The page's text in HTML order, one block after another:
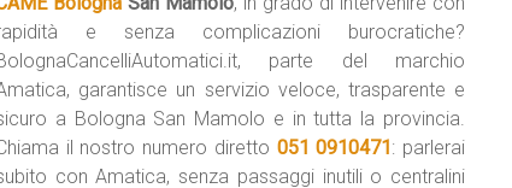
e senza complicazioni burocratiche?
parte del marchio
garantisce un servizio veloce, trasparente e
a Bologna San Mamolo e in tutta la provincia.
il nostro numero diretto 051 0910471: parlerai
con Amatica, senza passaggi inutili o centralini